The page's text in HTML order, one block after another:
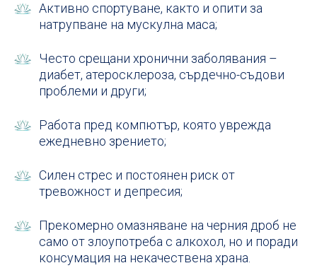
Активно спортуване, както и опити за
натрупване на мускулна маса;
Често срещани хронични заболявания –
диабет, атеросклероза, сърдечно-съдови
проблеми и други;
Работа пред компютър, която уврежда
ежедневно зрението;
Силен стрес и постоянен риск от
тревожност и депресия;
Прекомерно омазняване на черния дроб не
само от злоупотреба с алкохол, но и поради
консумация на некачествена храна.